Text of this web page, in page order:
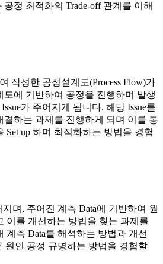
정 최적화의 Trade-off 관계를 이해
작성한 공정설계도(Process Flow)가
도에 기반하여 공정을 진행하며 발생
가 주어지게 됩니다. 해당 Issue를
결하는 과제를 진행하게 되며 이를 통
Set up 하며 최적화하는 방법을 경험
며, 주어진 계측 Data에 기반하여 원
이를 개선하는 방법을 찾는 과제를
계측 Data를 해석하는 방법과 개선
원인 공정 규명하는 방법을 경험할